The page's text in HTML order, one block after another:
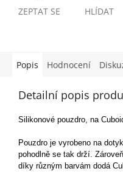
ZEPTAT SE HLÍDAT
Popis Hodnocení
Detailní popis
Silikonové pouzdro, na
Pouzdro je vyrobeno na
pohodlně se tak drží.
díky různým barvám dodá